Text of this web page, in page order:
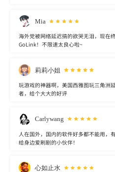
Mia
海外党被网络延迟搞的欲哭无泪，现在
GoLink！不限速太良心啦~
莉莉小姐
玩游戏的神器啊，美国西雅图玩三角洲
者，给个大大的好评
Carlywang
人在国外，国内的软件好多都不能用，
给身边爱刷剧的小伙伴！
心如止水